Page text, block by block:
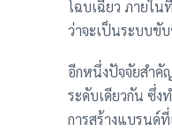
โฉบเฉี่ยว ภายใน
ว่าจะเป็นระบบขั
อีกหนึ่งปัจจัยสำคั
ระดับเดียวกัน ซึ่ง
การสร้างแบรนด์